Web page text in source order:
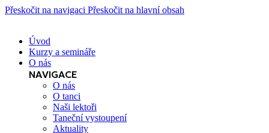
Přeskočit na navigaci Přeskočit na hlavní obsah
Úvod
Kurzy a semináře
O nás
NAVIGACE
O nás
O tanci
Naši lektoři
Taneční vystoupení
Aktuality